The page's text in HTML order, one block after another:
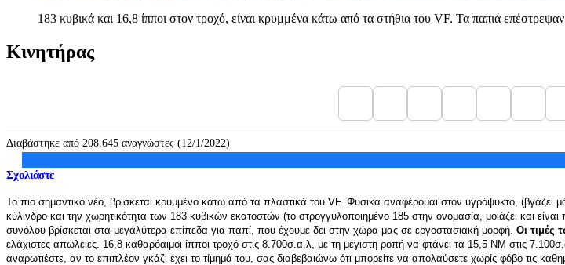
183 κυβικά και 16,8 ίπποι στον τροχό, είναι κρυμμένα κάτω από τα στήθια του VF. Τα παπιά
Κινητήρας
Διαβάστηκε από 208.645 αναγνώστες (12/1/2022)
Σχολιάστε
Το πιο σημαντικό νέο, βρίσκεται κρυμμένο κάτω από τα πλαστικά του VF. Φυσικά αναφέρομαι στον υγρόψυκτο, (βγάζει
κύλινδρο και την χωρητικότητα των 183 κυβικών εκατοστών (το στρογγυλοποιημένο 185 στην ονομασία, μοιάζει και
συνόλου βρίσκεται στα μεγαλύτερα επίπεδα για παπί, που έχουμε δει στην χώρα μας σε εργοστασιακή μορφή. Οι τιμές
ελάχιστες απώλειες. 16,8 καθαρόαιμοι ίπποι τροχό στις 8.700σ.α.λ, με τη μέγιστη ροπή να φτάνει τα 15,5 NM στις
αναρωτιέστε, αν το επιπλέον γκάζι έχει το τίμημά του, σας διαβεβαιώνω ότι μπορείτε να απολαύσετε χωρίς φόβο τις